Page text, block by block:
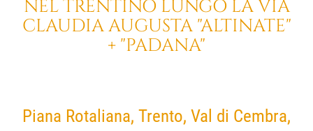
NEL TRENTINOLUNGO LAVIA
CLAUDIA AUGUSTA"ALTINATE"
+ "PADANA"
Piana Rotaliana, Trento, Val di Cembra,